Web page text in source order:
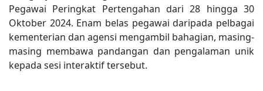
Pegawai Peringkat Pertengahan dari 28 hingga 30
Oktober 2024. Enam belas pegawai daripada pelbagai
kementerian dan agensi mengambil bahagian, masing-
masing membawa pandangan dan pengalaman unik
kepada sesi interaktif tersebut.